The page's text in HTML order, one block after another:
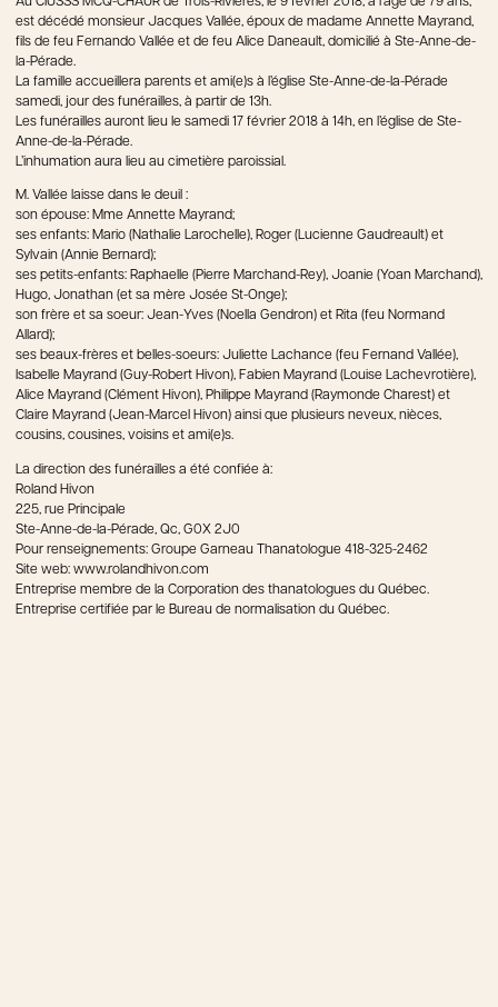
est décédé monsieur Jacques Vallée, époux de madame Annette Mayrand,
fils de feu Fernando Vallée et de feu Alice Daneault, domicilié à Ste-Anne-de-
la-Pérade.
La famille accueillera parents et ami(e)s à l’église Ste-Anne-de-la-Pérade
samedi, jour des funérailles, à partir de 13h.
Les funérailles auront lieu le samedi 17 février 2018 à 14h, en l’église de Ste-
Anne-de-la-Pérade.
L’inhumation aura lieu au cimetière paroissial.
M. Vallée laisse dans le deuil :
son épouse: Mme Annette Mayrand;
ses enfants: Mario (Nathalie Larochelle), Roger (Lucienne Gaudreault) et
Sylvain (Annie Bernard);
ses petits-enfants: Raphaelle (Pierre Marchand-Rey), Joanie (Yoan Marchand),
Hugo, Jonathan (et sa mère Josée St-Onge);
son frère et sa soeur: Jean-Yves (Noella Gendron) et Rita (feu Normand
Allard);
ses beaux-frères et belles-soeurs: Juliette Lachance (feu Fernand Vallée),
Isabelle Mayrand (Guy-Robert Hivon), Fabien Mayrand (Louise Lachevrotière),
Alice Mayrand (Clément Hivon), Philippe Mayrand (Raymonde Charest) et
Claire Mayrand (Jean-Marcel Hivon) ainsi que plusieurs neveux, nièces,
cousins, cousines, voisins et ami(e)s.
La direction des funérailles a été confiée à:
Roland Hivon
225, rue Principale
Ste-Anne-de-la-Pérade, Qc, G0X 2J0
Pour renseignements: Groupe Garneau Thanatologue 418-325-2462
Site web: www.rolandhivon.com
Entreprise membre de la Corporation des thanatologues du Québec.
Entreprise certifiée par le Bureau de normalisation du Québec.